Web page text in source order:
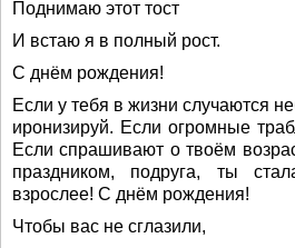
Поднимаю этот тост
И встаю я в полный рост.
С днём рождения!
Если у тебя в жизни случаются
иронизируй. Если огромные
Если спрашивают о твоём
праздником, подруга, ты
взрослее! С днём рождения!
Чтобы вас не сглазили,